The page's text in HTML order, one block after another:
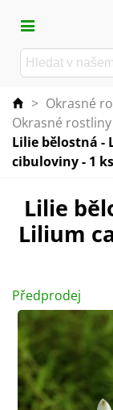
> Okrasné
Okrasné
Lilie bělostná -
cibuloviny - 1 ks
Lilie
Lilium
Předprodej